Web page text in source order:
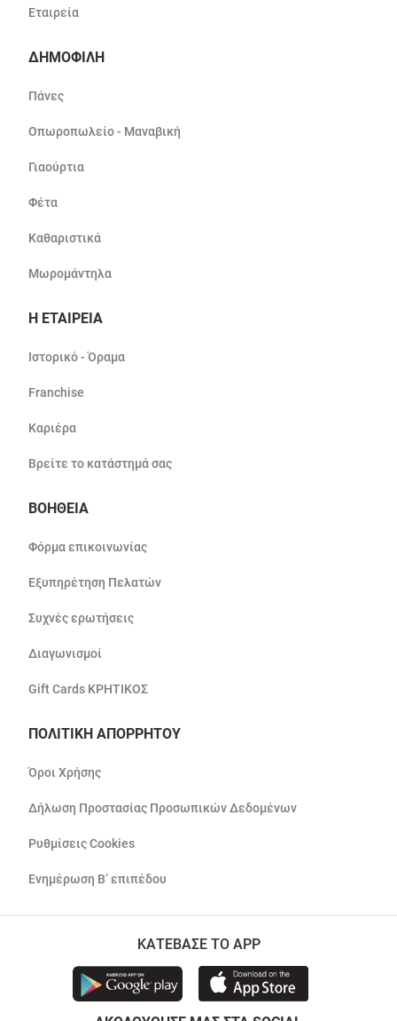
Εταιρεία
ΔΗΜΟΦΙΛΗ
Πάνες
Οπωροπωλείο - Μαναβική
Γιαούρτια
Φέτα
Καθαριστικά
Μωρομάντηλα
Η ΕΤΑΙΡΕΙΑ
Ιστορικό - Όραμα
Franchise
Καριέρα
Βρείτε το κατάστημά σας
ΒΟΗΘΕΙΑ
Φόρμα επικοινωνίας
Εξυπηρέτηση Πελατών
Συχνές ερωτήσεις
Διαγωνισμοί
Gift Cards ΚΡΗΤΙΚΟΣ
ΠΟΛΙΤΙΚΗ ΑΠΟΡΡΗΤΟΥ
Όροι Χρήσης
Δήλωση Προστασίας Προσωπικών Δεδομένων
Ρυθμίσεις Cookies
Ενημέρωση Β’ επιπέδου
ΚΑΤΕΒΑΣΕ ΤΟ APP